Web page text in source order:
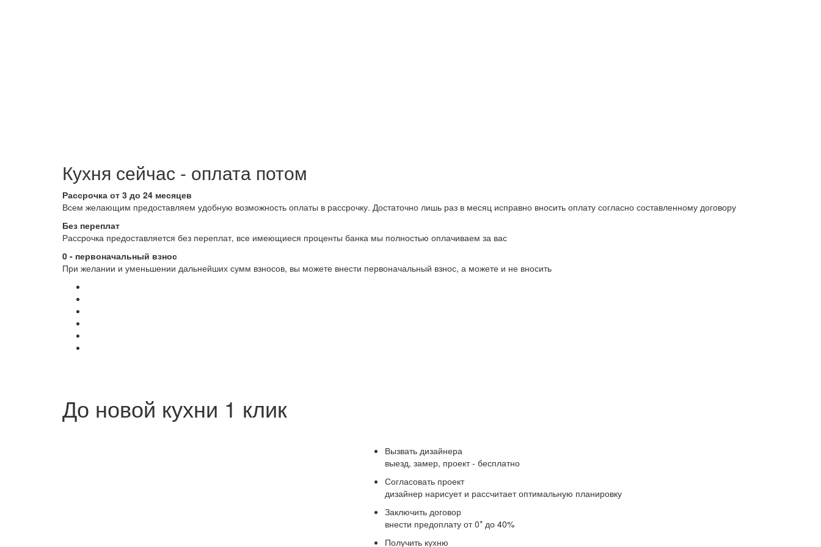
Кухня сейчас - оплата потом
Рассрочка от 3 до 24 месяцев
Всем желающим предоставляем удобную возможность оплаты в рассрочку. Достаточно лишь раз в месяц исправно вносить оплату согласно составленному договору
Без переплат
Рассрочка предоставляется без переплат, все имеющиеся проценты банка мы полностью оплачиваем за вас
0 - первоначальный взнос
При желании и уменьшении дальнейших сумм взносов, вы можете внести первоначальный взнос, а можете и не вносить
До новой кухни 1 клик
Вызвать дизайнера
выезд, замер, проект - бесплатно
Согласовать проект
дизайнер нарисует и рассчитает оптимальную планировку
Заключить договор
внести предоплату от 0* до 40%
Получить кухню